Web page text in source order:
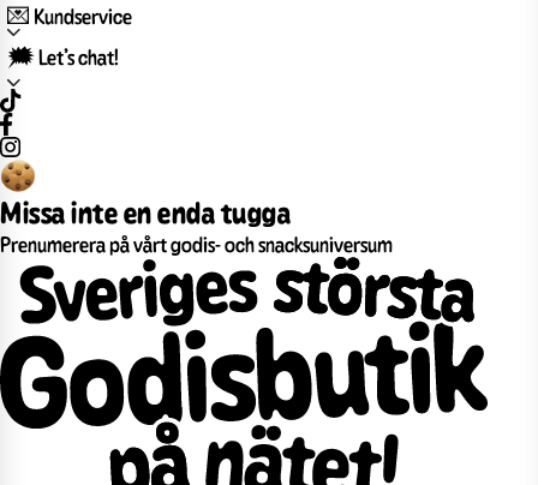
💌 Kundservice
🗯️ Let’s chat!
Missa inte en enda tugga
Prenumerera på vårt godis- och snacksuniversum